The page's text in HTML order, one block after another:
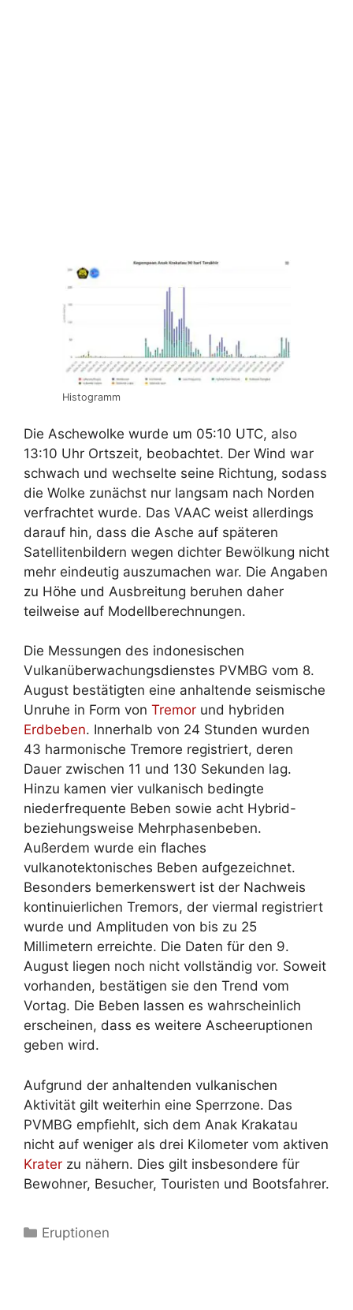
Histogramm
Die Aschewolke wurde um 05:10 UTC, also
13:10 Uhr Ortszeit, beobachtet. Der Wind war
schwach und wechselte seine Richtung, sodass
die Wolke zunächst nur langsam nach Norden
verfrachtet wurde. Das VAAC weist allerdings
darauf hin, dass die Asche auf späteren
Satellitenbildern wegen dichter Bewölkung nicht
mehr eindeutig auszumachen war. Die Angaben
zu Höhe und Ausbreitung beruhen daher
teilweise auf Modellberechnungen.
Die Messungen des indonesischen
Vulkanüberwachungsdienstes PVMBG vom 8.
August bestätigten eine anhaltende seismische
Unruhe in Form von Tremor und hybriden
Erdbeben. Innerhalb von 24 Stunden wurden
43 harmonische Tremore registriert, deren
Dauer zwischen 11 und 130 Sekunden lag.
Hinzu kamen vier vulkanisch bedingte
niederfrequente Beben sowie acht Hybrid-
beziehungsweise Mehrphasenbeben.
Außerdem wurde ein flaches
vulkanotektonisches Beben aufgezeichnet.
Besonders bemerkenswert ist der Nachweis
kontinuierlichen Tremors, der viermal registriert
wurde und Amplituden von bis zu 25
Millimetern erreichte. Die Daten für den 9.
August liegen noch nicht vollständig vor. Soweit
vorhanden, bestätigen sie den Trend vom
Vortag. Die Beben lassen es wahrscheinlich
erscheinen, dass es weitere Ascheeruptionen
geben wird.
Aufgrund der anhaltenden vulkanischen
Aktivität gilt weiterhin eine Sperrzone. Das
PVMBG empfiehlt, sich dem Anak Krakatau
nicht auf weniger als drei Kilometer vom aktiven
Krater zu nähern. Dies gilt insbesondere für
Bewohner, Besucher, Touristen und Bootsfahrer.
Kategorien
Eruptionen